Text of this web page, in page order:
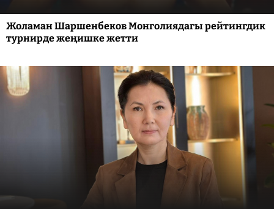
Жоламан Шаршенбеков Монголиядагы рейтингдик
турнирде жеңишке жетти